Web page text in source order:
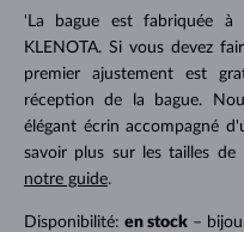
'La bague est fabriquée à
KLENOTA. Si vous devez
premier ajustement est
réception de la bague.
élégant écrin accompagné
savoir plus sur les tailles de
notre guide.
Disponibilité: en stock– bijou